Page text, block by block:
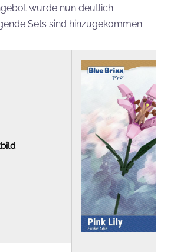
wurde nun deutlich
Sets sind hinzugekommen: